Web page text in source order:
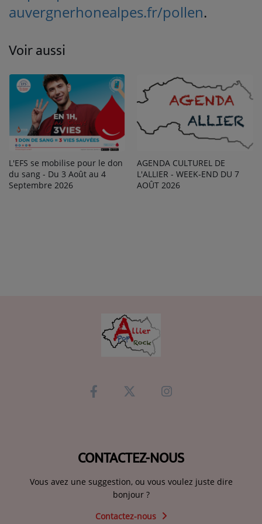
auvergnerhonealpes.fr/pollen.
Voir aussi
L'EFS se mobilise pour le don
du sang - Du 3 Août au 4
Septembre 2026
AGENDA CULTUREL DE
L'ALLIER - WEEK-END DU 7
AOÛT 2026
CONTACTEZ-NOUS
Vous avez une suggestion, ou vous voulez juste dire
bonjour ?
Contactez-nous